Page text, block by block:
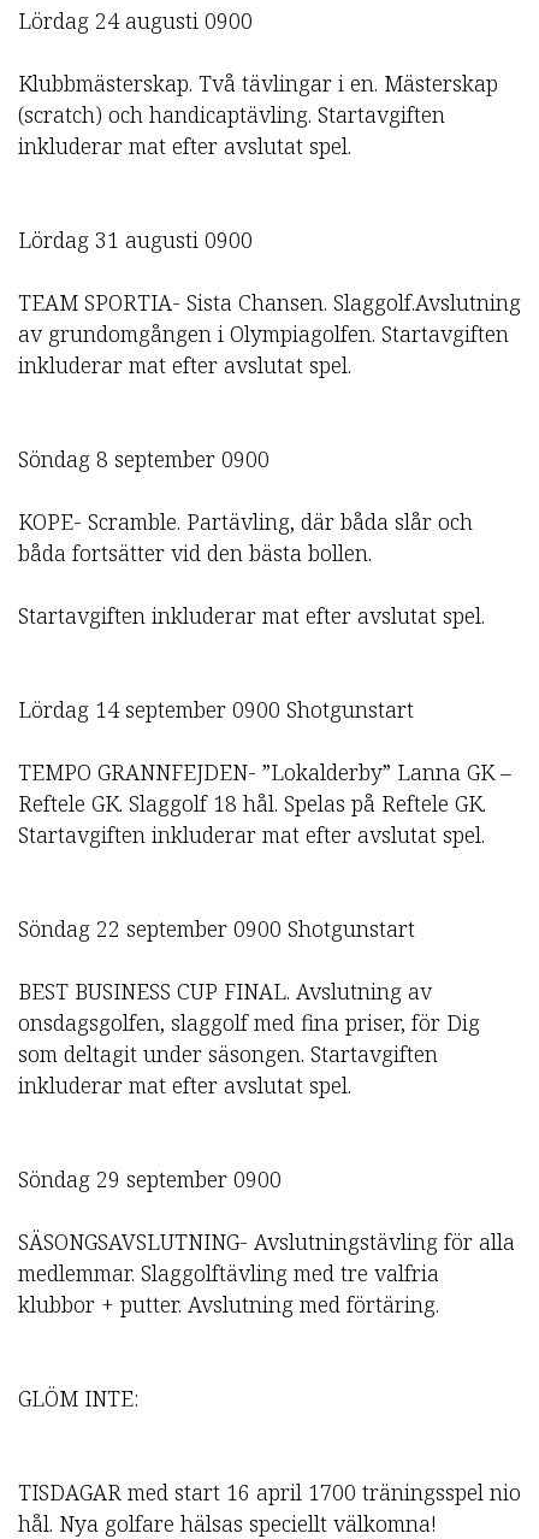
Lördag 24 augusti 0900
Klubbmästerskap. Två tävlingar i en. Mästerskap
(scratch) och handicaptävling. Startavgiften
inkluderar mat efter avslutat spel.
Lördag 31 augusti 0900
TEAM SPORTIA- Sista Chansen. Slaggolf.Avslutning
av grundomgången i Olympiagolfen. Startavgiften
inkluderar mat efter avslutat spel.
Söndag 8 september 0900
KOPE- Scramble. Partävling, där båda slår och
båda fortsätter vid den bästa bollen.
Startavgiften inkluderar mat efter avslutat spel.
Lördag 14 september 0900 Shotgunstart
TEMPO GRANNFEJDEN- ”Lokalderby” Lanna GK –
Reftele GK. Slaggolf 18 hål. Spelas på Reftele GK.
Startavgiften inkluderar mat efter avslutat spel.
Söndag 22 september 0900 Shotgunstart
BEST BUSINESS CUP FINAL. Avslutning av
onsdagsgolfen, slaggolf med fina priser, för Dig
som deltagit under säsongen. Startavgiften
inkluderar mat efter avslutat spel.
Söndag 29 september 0900
SÄSONGSAVSLUTNING- Avslutningstävling för alla
medlemmar. Slaggolftävling med tre valfria
klubbor + putter. Avslutning med förtäring.
GLÖM INTE:
TISDAGAR med start 16 april 1700 träningsspel nio
hål. Nya golfare hälsas speciellt välkomna!